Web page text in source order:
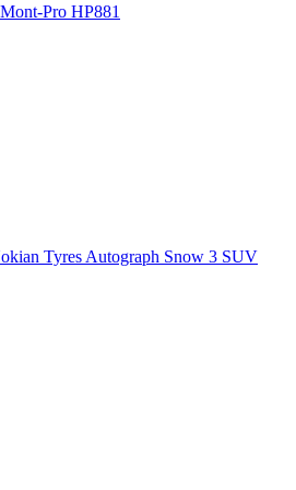
Pro HP881
Tyres Autograph Snow 3 SUV